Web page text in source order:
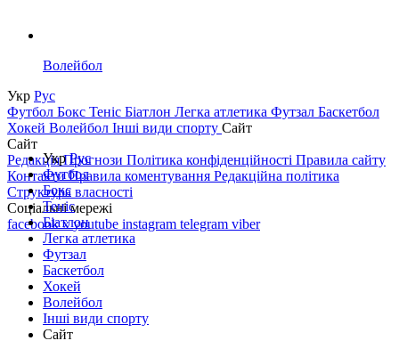
Волейбол
Укр Рус
Футбол Бокс Теніс Біатлон Легка атлетика Футзал Баскетбол
Хокей Волейбол Інші види спорту Сайт
Сайт
РедакціяПрогнози Політика конфіденційності Правила сайту
КонтактиПравила коментування Редакційна політика
Структура власності
Соціальні мережі
facebookxyoutube instagram telegram viber
УкрРус
Футбол
Бокс
Теніс
Біатлон
Легка атлетика
Футзал
Баскетбол
Хокей
Волейбол
Інші види спорту
Сайт